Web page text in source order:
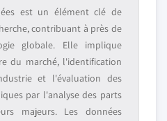
est un élément clé de
contribuant à près de
globale. Elle implique
du marché, l'identification
et l'évaluation des
par l'analyse des parts
majeurs. Les données